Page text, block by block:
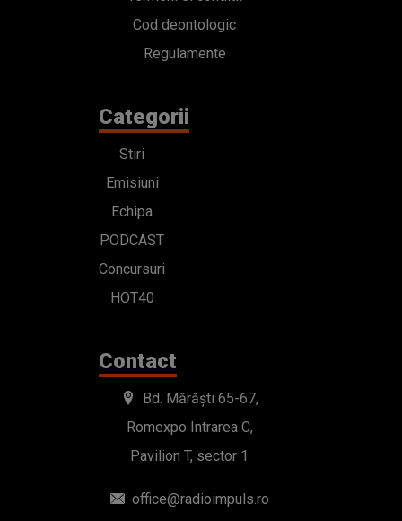
Cod deontologic
Regulamente
Categorii
Stiri
Emisiuni
Echipa
PODCAST
Concursuri
HOT40
Contact
Bd. Mărăști 65-67,
Romexpo Intrarea C,
Pavilion T, sector 1
office@radioimpuls.ro